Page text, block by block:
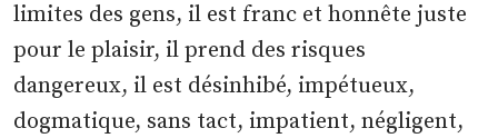
limites des gens, il est franc et honnête juste
pour le plaisir, il prend des risques
dangereux, il est désinhibé, impétueux,
dogmatique, sans tact, impatient, négligent,